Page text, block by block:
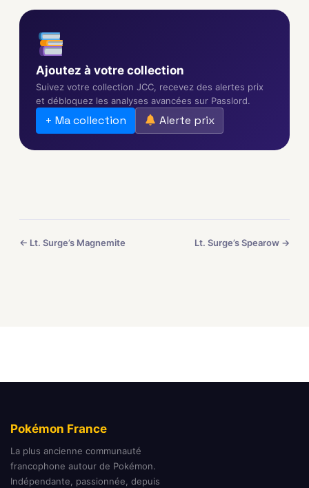
Ajoutez à votre collection
Suivez votre collection JCC, recevez des alertes prix
et débloquez les analyses avancées sur Passlord.
+ Ma collection Alerte prix
← Lt. Surge’s Magnemite Lt. Surge’s Spearow →
Pokémon France
La plus ancienne communauté
francophone autour de Pokémon.
Indépendante, passionnée, depuis